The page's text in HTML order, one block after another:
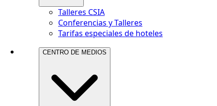
Talleres CSIA
Conferencias y Talleres
Tarifas especiales de hoteles
CENTRO DE MEDIOS